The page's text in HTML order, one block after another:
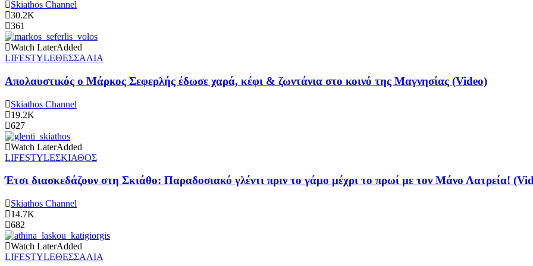
Skiathos Channel
30.2K
361
Watch LaterAdded
LIFESTYLEΘΕΣΣΑΛΙΑ
Απολαυστικός ο Μάρκος Σεφερλής έδωσε χαρά, κέφι & ζωντάνια στο κοινό της Μαγνησίας (Video)
Skiathos Channel
19.2K
627
Watch LaterAdded
LIFESTYLEΣΚΙΑΘΟΣ
Έτσι διασκεδάζουν στη Σκιάθο: Παραδοσιακό γλέντι πριν το γάμο μέχρι το πρωί με τον Μάνο Λατρεία!
Skiathos Channel
14.7K
682
Watch LaterAdded
LIFESTYLEΘΕΣΣΑΛΙΑ